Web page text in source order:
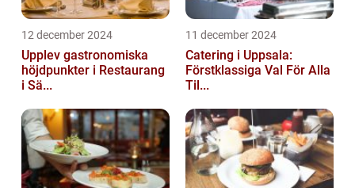
12 december 2024
Upplev gastronomiska
höjdpunkter i Restaurang
i Sä...
11 december 2024
Catering i Uppsala:
Förstklassiga Val För Alla
Til...